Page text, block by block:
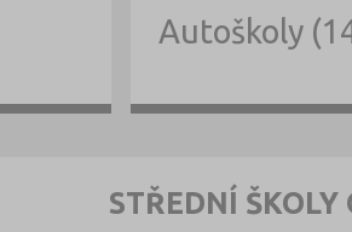
Autoškoly
STŘEDNÍ